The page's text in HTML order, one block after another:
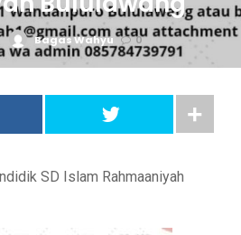
Bagas Wahyu 0
SD Islam Rahmaaniyah